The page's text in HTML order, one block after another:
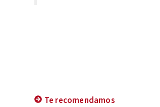
Te recomendamos